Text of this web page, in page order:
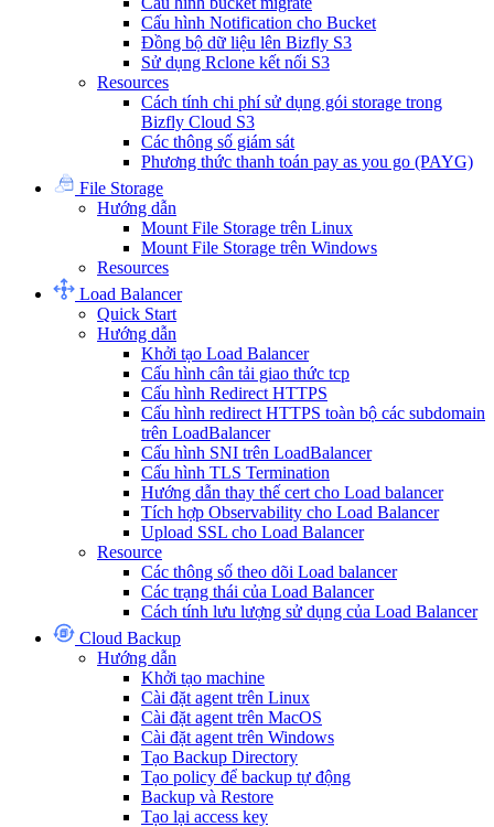
Cấu hình Notification cho Bucket
Đồng bộ dữ liệu lên Bizfly S3
Sử dụng Rclone kết nối S3
Resources
Cách tính chi phí sử dụng gói storage trong
Bizfly Cloud S3
Các thông số giám sát
Phương thức thanh toán pay as you go (PAYG)
File Storage
Hướng dẫn
Mount File Storage trên Linux
Mount File Storage trên Windows
Resources
Load Balancer
Quick Start
Hướng dẫn
Khởi tạo Load Balancer
Cấu hình cân tải giao thức tcp
Cấu hình Redirect HTTPS
Cấu hình redirect HTTPS toàn bộ các subdomain
trên LoadBalancer
Cấu hình SNI trên LoadBalancer
Cấu hình TLS Termination
Hướng dẫn thay thế cert cho Load balancer
Tích hợp Observability cho Load Balancer
Upload SSL cho Load Balancer
Resource
Các thông số theo dõi Load balancer
Các trạng thái của Load Balancer
Cách tính lưu lượng sử dụng của Load Balancer
Cloud Backup
Hướng dẫn
Khởi tạo machine
Cài đặt agent trên Linux
Cài đặt agent trên MacOS
Cài đặt agent trên Windows
Tạo Backup Directory
Tạo policy để backup tự động
Backup và Restore
Tạo lại access key